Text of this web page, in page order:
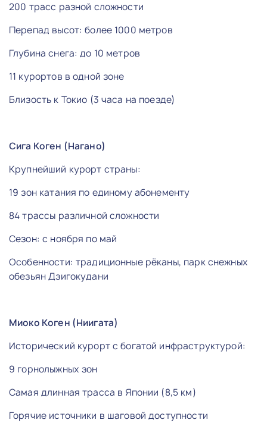
200 трасс разной сложности
Перепад высот: более 1000 метров
Глубина снега: до 10 метров
11 курортов в одной зоне
Близость к Токио (3 часа на поезде)
Сига Коген (Нагано)
Крупнейший курорт страны:
19 зон катания по единому абонементу
84 трассы различной сложности
Сезон: с ноября по май
Особенности: традиционные рёканы, парк снежных
обезьян Дзигокудани
Миоко Коген (Ниигата)
Исторический курорт с богатой инфраструктурой:
9 горнолыжных зон
Самая длинная трасса в Японии (8,5 км)
Горячие источники в шаговой доступности